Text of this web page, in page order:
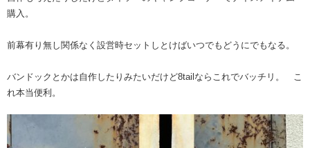
購入。
前幕有り無し関係なく設営時セットしとけばいつでもどうにでもなる。
バンドックとかは自作したりみたいだけど8tailならこれでバッチリ。 こ
れ本当便利。